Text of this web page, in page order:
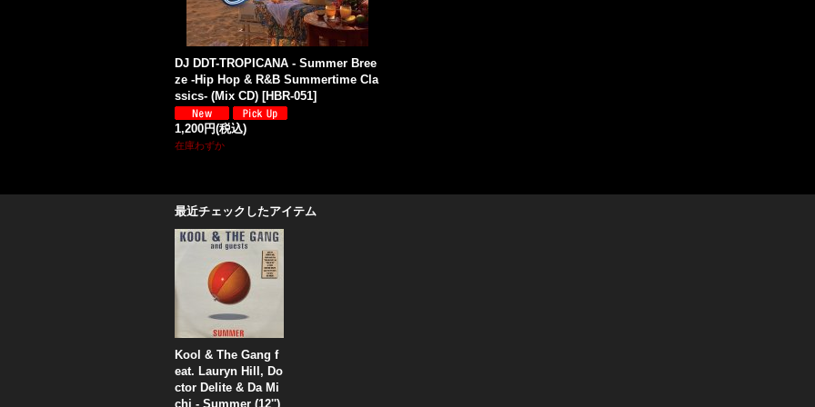
DJ DDT-TROPICANA - Summer Bree
ze -Hip Hop & R&B Summertime Cla
ssics- (Mix CD) [HBR-051]
1,200円(税込)
在庫わずか
最近チェックしたアイテム
Kool & The Gang f
eat. Lauryn Hill, Do
ctor Delite & Da Mi
chi - Summer (12'')